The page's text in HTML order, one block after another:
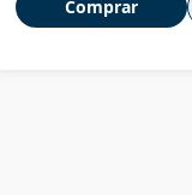
Comprar